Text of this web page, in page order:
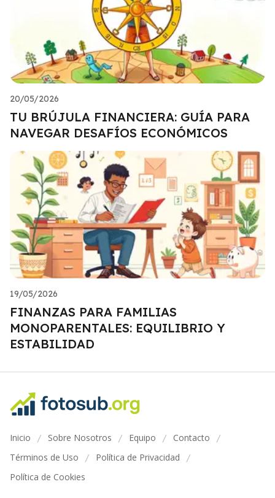
20/05/2026
TU BRÚJULA FINANCIERA: GUÍA PARA
NAVEGAR DESAFÍOS ECONÓMICOS
19/05/2026
FINANZAS PARA FAMILIAS
MONOPARENTALES: EQUILIBRIO Y
ESTABILIDAD
Inicio / Sobre Nosotros / Equipo / Contacto /
Términos de Uso / Política de Privacidad /
Política de Cookies